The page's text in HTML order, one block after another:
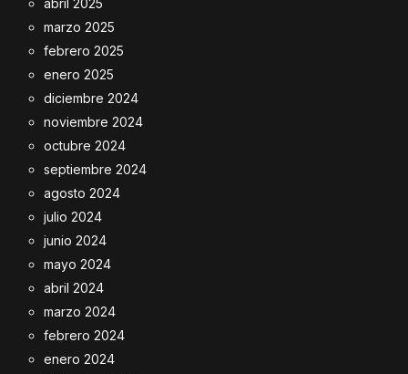
abril 2025
marzo 2025
febrero 2025
enero 2025
diciembre 2024
noviembre 2024
octubre 2024
septiembre 2024
agosto 2024
julio 2024
junio 2024
mayo 2024
abril 2024
marzo 2024
febrero 2024
enero 2024